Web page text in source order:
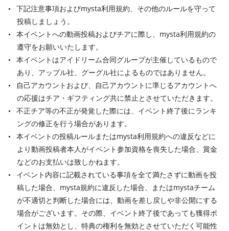
下記注意事項およびmysta利用規約、その他のルールを守って
投稿しましょう。
本イベントへの動画投稿およびチアに際し、mysta利用規約の
遵守をお願いいたします。
本イベントはアイドリーム合同グループが主催しているもので
あり、アップル社、グーグル社によるものではありません。
自己アカウントおよび、自己アカウントに準じるアカウントへ
の応援はチア・ギフティング共に禁止とさせていただきます。
不正チア等の不正が発覚した際には、イベント終了後にランキ
ングの修正を行う場合があります。
本イベントの投稿ルールまたはmysta利用規約への違反などに
より動画投稿者本人がイベント参加資格を喪失した場合、賞金
などのお支払いは致しかねます。
イベント内容に記載されている事項を全て満たさずに動画を投
稿した場合、mysta規約に違反した場合、またはmystaチーム
が不適切と判断した場合には、動画を差し戻しや非公開にする
場合がございます。その際、イベント終了後であっても獲得ポ
イントは無効とし、特典の権利を無効とさせていただく可能性